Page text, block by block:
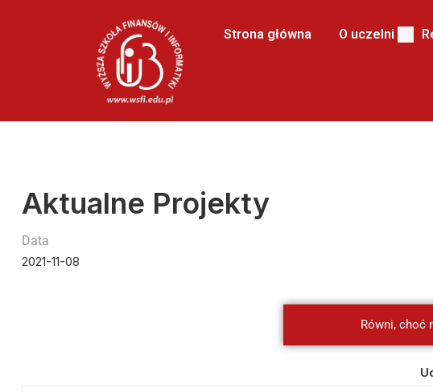
Strona główna O uczelni
Aktualne Projekty
Data
2021-11-08
Równi, choć